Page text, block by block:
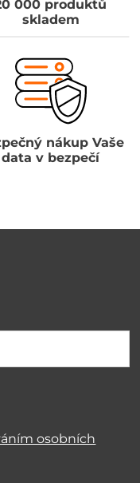
000 produktů
skladem
nákup Vaše
data v bezpečí
osobních